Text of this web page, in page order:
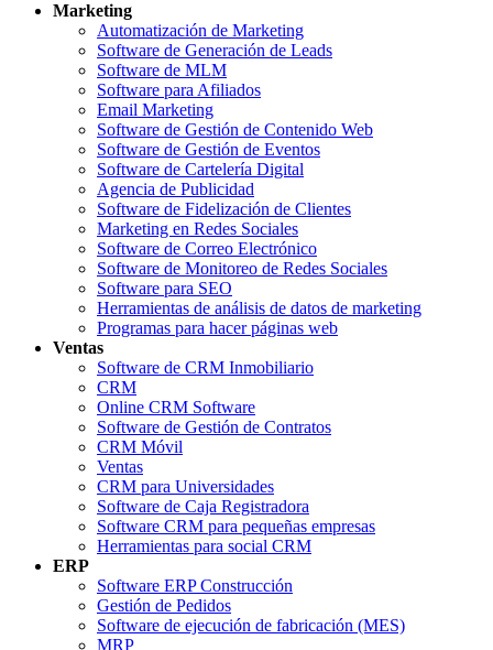
Marketing
Automatización de Marketing
Software de Generación de Leads
Software de MLM
Software para Afiliados
Email Marketing
Software de Gestión de Contenido Web
Software de Gestión de Eventos
Software de Cartelería Digital
Agencia de Publicidad
Software de Fidelización de Clientes
Marketing en Redes Sociales
Software de Correo Electrónico
Software de Monitoreo de Redes Sociales
Software para SEO
Herramientas de análisis de datos de marketing
Programas para hacer páginas web
Ventas
Software de CRM Inmobiliario
CRM
Online CRM Software
Software de Gestión de Contratos
CRM Móvil
Ventas
CRM para Universidades
Software de Caja Registradora
Software CRM para pequeñas empresas
Herramientas para social CRM
ERP
Software ERP Construcción
Gestión de Pedidos
Software de ejecución de fabricación (MES)
MRP